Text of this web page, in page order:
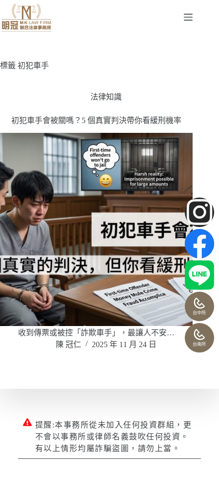
標籤 初犯車手
法律知識
初犯車手會被關嗎？5 個真實判決帶你看緩刑機率
收到傳票或被控「詐欺車手」，最讓人不安…
陳 冠仁
2025 年 11 月 24 日
提醒:本事務所從未加入任何投資群組，更
不會以事務所或律師名義鼓吹任何投資。
有以上情形均屬詐騙盜圖，請勿上當。
台中所
台南所